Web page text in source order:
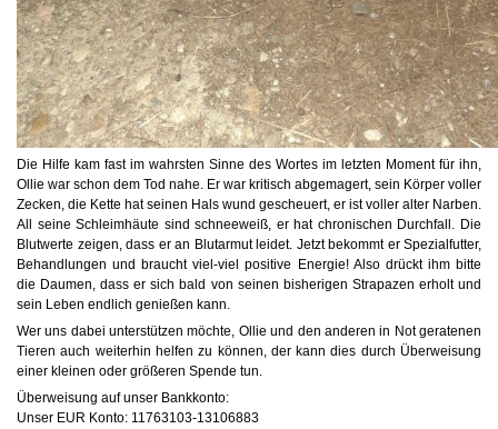
Die Hilfe kam fast im wahrsten Sinne des Wortes im letzten Moment für ihn,
Ollie war schon dem Tod nahe. Er war kritisch abgemagert, sein Körper voller
Zecken, die Kette hat seinen Hals wund gescheuert, er ist voller alter Narben.
All seine Schleimhäute sind schneeweiß, er hat chronischen Durchfall. Die
Blutwerte zeigen, dass er an Blutarmut leidet. Jetzt bekommt er Spezialfutter,
Behandlungen und braucht viel-viel positive Energie! Also drückt ihm bitte
die Daumen, dass er sich bald von seinen bisherigen Strapazen erholt und
sein Leben endlich genießen kann.
Wer uns dabei unterstützen möchte, Ollie und den anderen in Not geratenen
Tieren auch weiterhin helfen zu können, der kann dies durch Überweisung
einer kleinen oder größeren Spende tun.
Überweisung auf unser Bankkonto:
Unser EUR Konto: 11763103-13106883